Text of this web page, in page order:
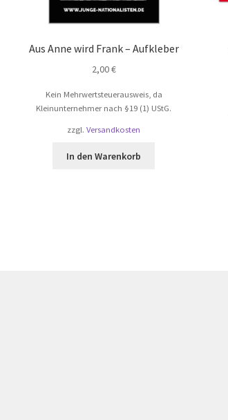
Aus Anne wird Frank – Aufkleber
2,00€
Kein Mehrwertsteuerausweis, da
Kleinunternehmer nach §19 (1) UStG.
zzgl.Versandkosten
In den Warenkorb